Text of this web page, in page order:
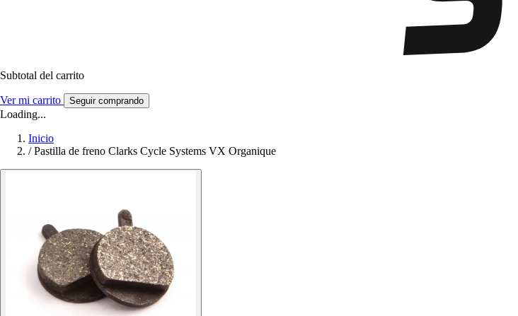
Subtotal del carrito
Ver mi carrito Seguir comprando
Loading...
Inicio
/ Pastilla de freno Clarks Cycle Systems VX Organique